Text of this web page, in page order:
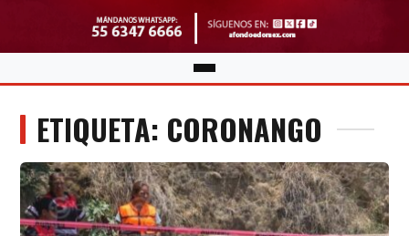
ETIQUETA: CORONANGO